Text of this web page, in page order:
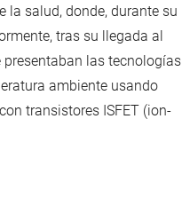
la salud, donde, durante su
tras su llegada al
presentaban las tecnologías
ambiente usando
transistores ISFET (ion-